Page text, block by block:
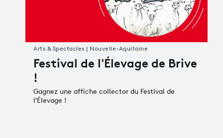
Festival de l'Élevage de Brive
!
Gagnez une affiche collector du Festival de
l'Élevage !
Arts & Spectacles | Nouvelle-Aquitaine